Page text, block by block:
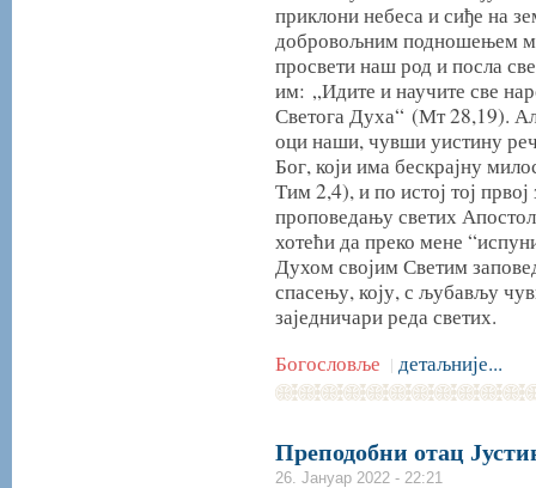
приклони небеса и сиђе на
добровољним подношењем
просвети наш род и посла
им: „Идите и научите све
Светога Духа“ (Мт 28,19).
оци наши, чувши уистину
Бог, који има бескрајну
Тим 2,4), и по истој тој
проповедању светих
хотећи да преко мене
Духом својим Светим
спасењу, коју, с љубављу
заједничари реда светих.
Богословље | детаљније...
Преподобни отац
26. Јануар 2022 - 22:21